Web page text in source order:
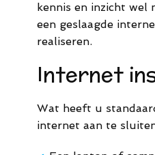
kennis en inzicht wel
een geslaagde
realiseren.
Internet
Wat heeft u
internet aan te